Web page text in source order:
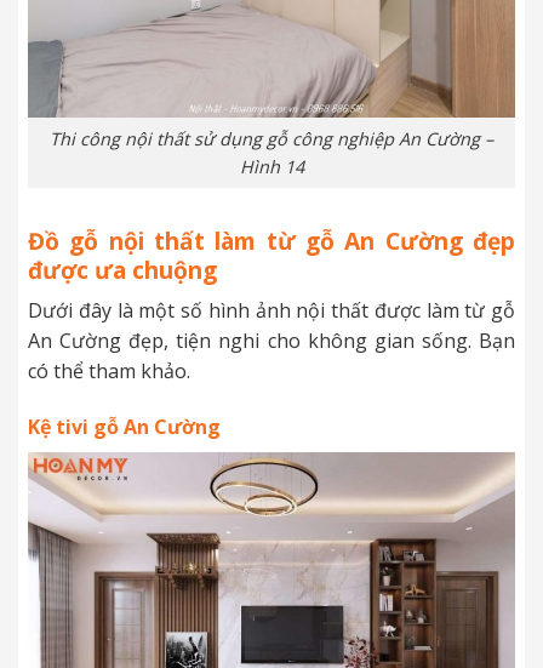
Thi công nội thất sử dụng gỗ công nghiệp An Cường –
Hình 14
Đồ gỗ nội thất làm từ gỗ An Cường đẹp
được ưa chuộng
Dưới đây là một số hình ảnh nội thất được làm từ gỗ
An Cường đẹp, tiện nghi cho không gian sống. Bạn
có thể tham khảo.
Kệ tivi gỗ An Cường